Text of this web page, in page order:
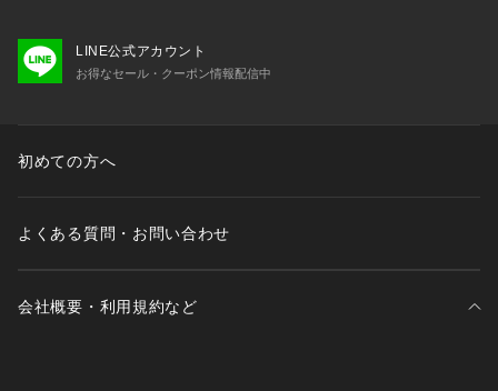
LINE公式アカウント
お得なセール・クーポン情報配信中
初めての方へ
よくある質問・お問い合わせ
会社概要・利用規約など